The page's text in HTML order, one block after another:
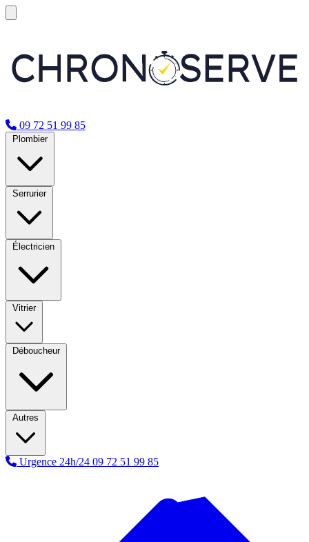
09 72 51 99 85
Plombier
Serrurier
Électricien
Vitrier
Déboucheur
Autres
Urgence 24h/24 09 72 51 99 85